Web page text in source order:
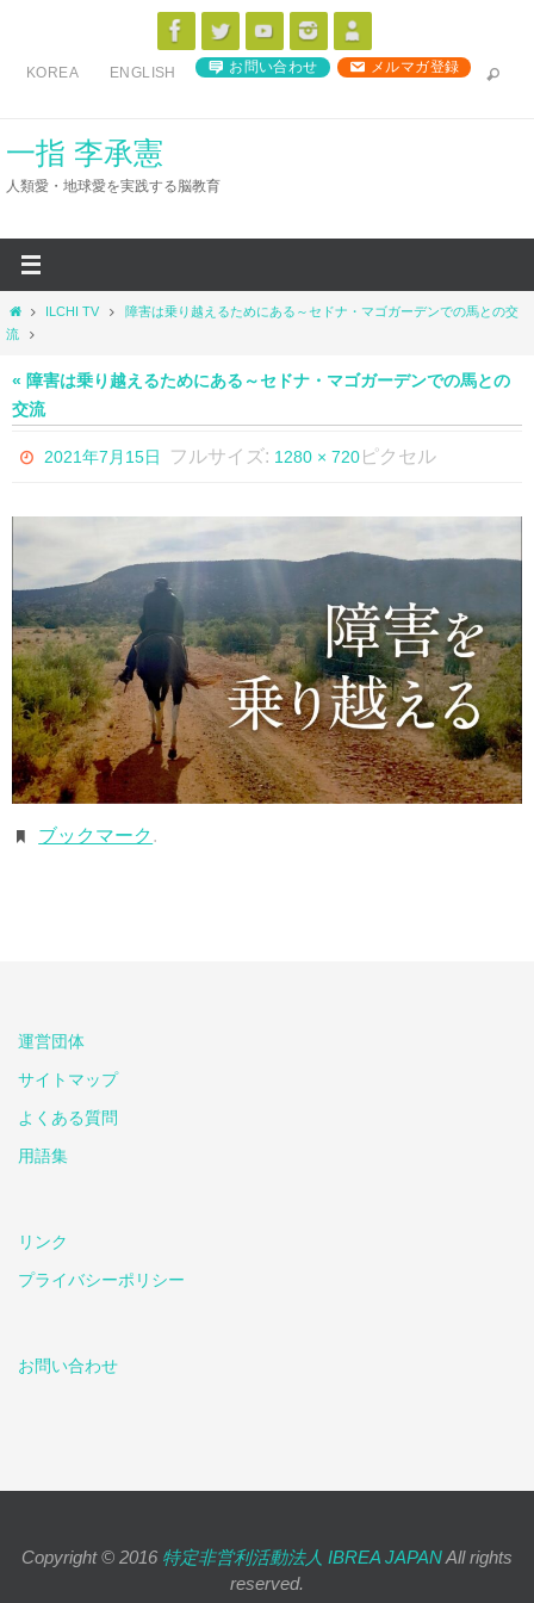
ス
KOREA ENGLISH お問い合わせ メルマガ登録
一指 李承憲
人類愛・地球愛を実践する脳教育
ホ
ー
ILCHI TV
障害は乗り越えるためにある～セドナ・マゴガーデンでの馬との交
流
« 障害は乗り越えるためにある～セドナ・マゴガーデンでの馬との
交流
2021年7月15日 フルサイズ: 1280 × 720ピクセル
ブックマーク .
運営団体
サイトマップ
よくある質問
用語集
リンク
プライバシーポリシー
お問い合わせ
Copyright © 2016 特定非営利活動法人 IBREA JAPANAll rights
reserved.